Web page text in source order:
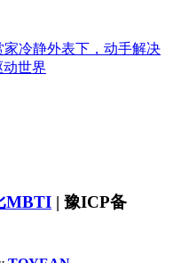
冷静外表下，动手解决
世界
MBTI | 豫ICP备